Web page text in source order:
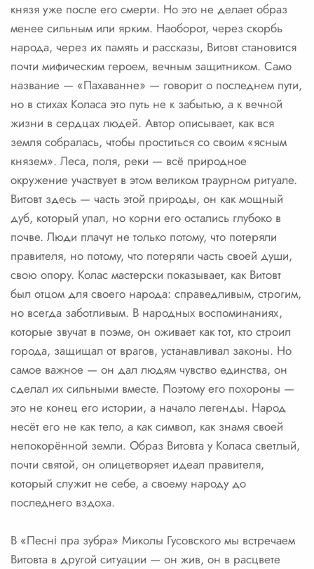
князя уже после его смерти. Но это не делает образ
менее сильным или ярким. Наоборот, через скорбь
народа, через их память и рассказы, Витовт становится
почти мифическим героем, вечным защитником. Само
название — «Пахаванне» — говорит о последнем пути,
но в стихах Коласа это путь не к забытью, а к вечной
жизни в сердцах людей. Автор описывает, как вся
земля собралась, чтобы проститься со своим «ясным
князем». Леса, поля, реки — всё природное
окружение участвует в этом великом траурном ритуале.
Витовт здесь — часть этой природы, он как мощный
дуб, который упал, но корни его остались глубоко в
почве. Люди плачут не только потому, что потеряли
правителя, но потому, что потеряли часть своей души,
свою опору. Колас мастерски показывает, как Витовт
был отцом для своего народа: справедливым, строгим,
но всегда заботливым. В народных воспоминаниях,
которые звучат в поэме, он оживает как тот, кто строил
города, защищал от врагов, устанавливал законы. Но
самое важное — он дал людям чувство единства, он
сделал их сильными вместе. Поэтому его похороны —
это не конец его истории, а начало легенды. Народ
несёт его не как тело, а как символ, как знамя своей
непокорённой земли. Образ Витовта у Коласа светлый,
почти святой, он олицетворяет идеал правителя,
который служит не себе, а своему народу до
последнего вздоха.
В «Песні пра зубра» Миколы Гусовского мы встречаем
Витовта в другой ситуации — он жив, он в расцвете